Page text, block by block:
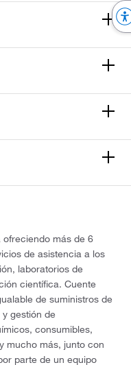
más de 6
de asistencia a los
laboratorios de
científica. Cuente
de suministros de
gestión de
consumibles,
mucho más, junto con
parte de un equipo